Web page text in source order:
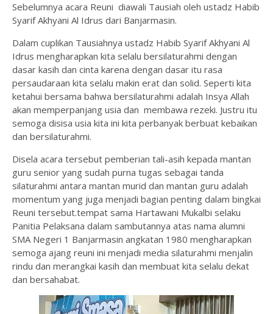
Sebelumnya acara Reuni diawali Tausiah oleh ustadz Habib
Syarif Akhyani Al Idrus dari Banjarmasin.
Dalam cuplikan Tausiahnya ustadz Habib Syarif Akhyani Al
Idrus mengharapkan kita selalu bersilaturahmi dengan
dasar kasih dan cinta karena dengan dasar itu rasa
persaudaraan kita selalu makin erat dan solid. Seperti kita
ketahui bersama bahwa bersilaturahmi adalah Insya Allah
akan memperpanjang usia dan membawa rezeki. Justru itu
semoga disisa usia kita ini kita perbanyak berbuat kebaikan
dan bersilaturahmi.
Disela acara tersebut pemberian tali-asih kepada mantan
guru senior yang sudah purna tugas sebagai tanda
silaturahmi antara mantan murid dan mantan guru adalah
momentum yang juga menjadi bagian penting dalam bingkai
Reuni tersebut.tempat sama Hartawani Mukalbi selaku
Panitia Pelaksana dalam sambutannya atas nama alumni
SMA Negeri 1 Banjarmasin angkatan 1980 mengharapkan
semoga ajang reuni ini menjadi media silaturahmi menjalin
rindu dan merangkai kasih dan membuat kita selalu dekat
dan bersahabat.